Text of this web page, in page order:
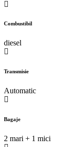
Combustibil
diesel
Transmisie
Automatic
Bagaje
2 mari + 1 mici